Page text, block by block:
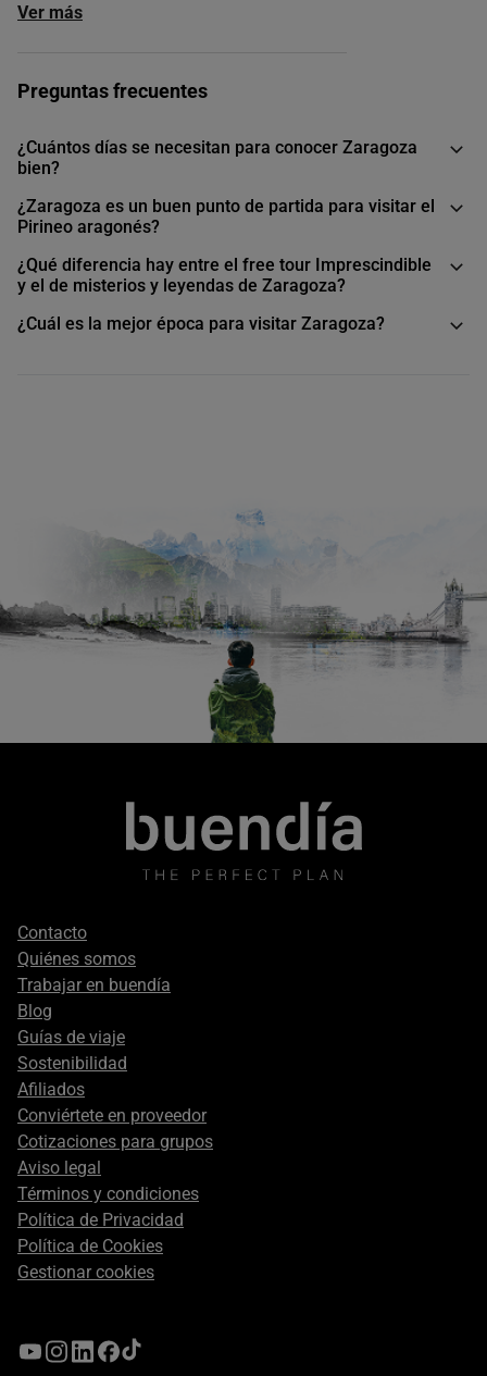
Ver más
Preguntas frecuentes
¿Cuántos días se necesitan para conocer Zaragoza
bien?
¿Zaragoza es un buen punto de partida para visitar el
Pirineo aragonés?
¿Qué diferencia hay entre el free tour Imprescindible
y el de misterios y leyendas de Zaragoza?
¿Cuál es la mejor época para visitar Zaragoza?
Footer
secondary
Contacto
Quiénes somos
Trabajar en buendía
Blog
Guías de viaje
Sostenibilidad
Afiliados
Conviértete en proveedor
Cotizaciones para grupos
Aviso legal
Términos y condiciones
Política de Privacidad
Política de Cookies
Gestionar cookies